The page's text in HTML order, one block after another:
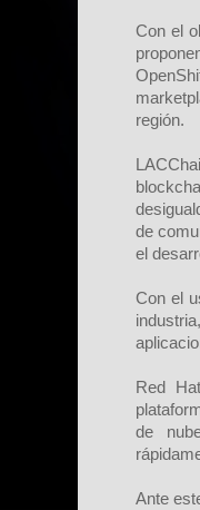
Con el
región.
de
el
Con el
Red
de
Ante